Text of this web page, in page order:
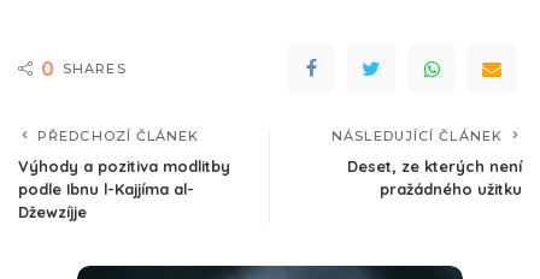
0 SHARES
PŘEDCHOZÍ ČLÁNEK
Výhody a pozitiva modlitby
podle Ibnu l-Kajjíma al-
Džewzíjje
NÁSLEDUJÍCÍ ČLÁNEK
Deset, ze kterých není
pražádného užitku